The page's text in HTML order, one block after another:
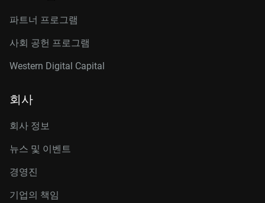
파트너 프로그램
사회 공헌 프로그램
Western Digital Capital
회사
회사 정보
뉴스 및 이벤트
경영진
기업의 책임